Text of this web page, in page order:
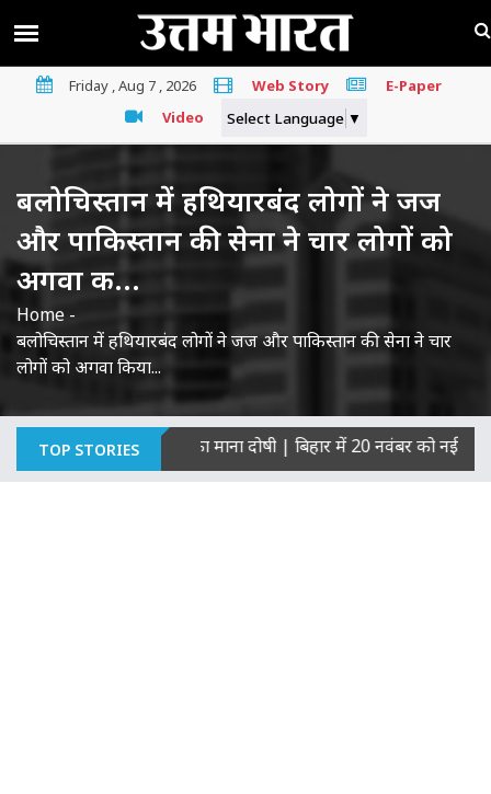
Friday , Aug 7 , 2026 Web Story
E-Paper
Video
Select Language ▼
बलोचिस्तान में हथियारबंद लोगों ने जज
और पाकिस्तान की सेना ने चार लोगों को
अगवा क...
Home -
बलोचिस्तान में हथियारबंद लोगों ने जज और पाकिस्तान की सेना ने चार
लोगों को अगवा किया...
TOP STORIES
की हत्याओं का माना दोषी|बिहार में 20 नवंबर को नई सरकार का